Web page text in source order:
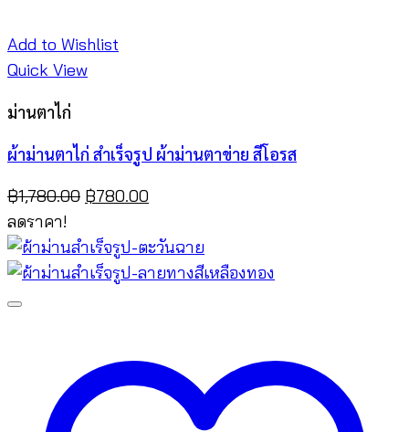
Add to Wishlist
Quick View
ม่านตาไก่
ผ้าม่านตาไก่ สำเร็จรูป ผ้าม่านตาข่าย สีโอรส
฿1,780.00 Original
was:
฿1,780.00.
฿780.00
is:
฿780.00.
ลดราคา!